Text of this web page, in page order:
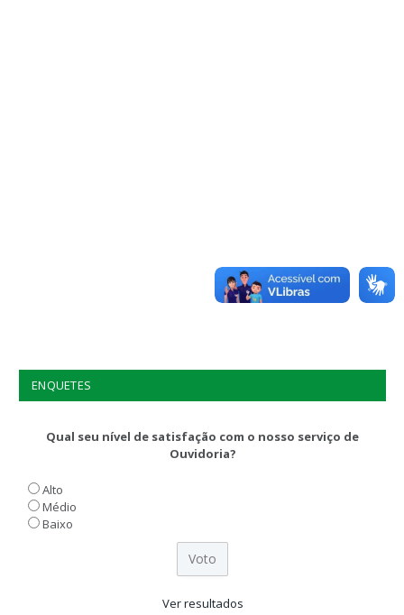
ENQUETES
Qual seu nível de satisfação com o nosso serviço de
Ouvidoria?
Alto
Médio
Baixo
Ver resultados